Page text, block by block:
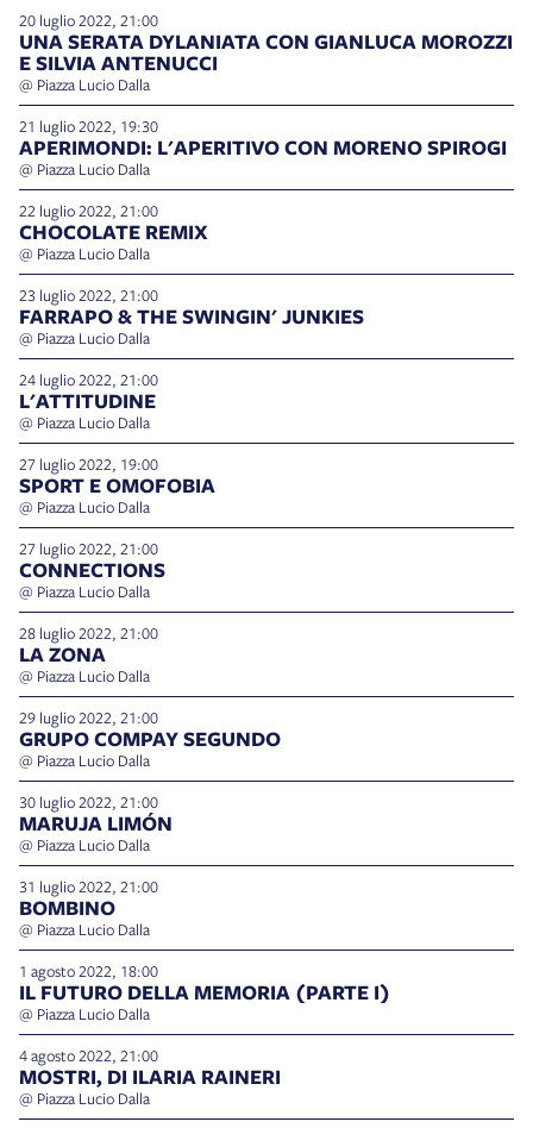
20 luglio 2022, 21:00
UNA SERATA DYLANIATA CON GIANLUCA MOROZZI
E SILVIA ANTENUCCI
@ Piazza Lucio Dalla
21 luglio 2022, 19:30
APERIMONDI: L'APERITIVO CON MORENO SPIROGI
@ Piazza Lucio Dalla
22 luglio 2022, 21:00
CHOCOLATE REMIX
@ Piazza Lucio Dalla
23 luglio 2022, 21:00
FARRAPO & THE SWINGIN' JUNKIES
@ Piazza Lucio Dalla
24 luglio 2022, 21:00
L'ATTITUDINE
@ Piazza Lucio Dalla
27 luglio 2022, 19:00
SPORT E OMOFOBIA
@ Piazza Lucio Dalla
27 luglio 2022, 21:00
CONNECTIONS
@ Piazza Lucio Dalla
28 luglio 2022, 21:00
LA ZONA
@ Piazza Lucio Dalla
29 luglio 2022, 21:00
GRUPO COMPAY SEGUNDO
@ Piazza Lucio Dalla
30 luglio 2022, 21:00
MARUJA LIMÓN
@ Piazza Lucio Dalla
31 luglio 2022, 21:00
BOMBINO
@ Piazza Lucio Dalla
1 agosto 2022, 18:00
IL FUTURO DELLA MEMORIA (PARTE I)
@ Piazza Lucio Dalla
4 agosto 2022, 21:00
MOSTRI, DI ILARIA RAINERI
@ Piazza Lucio Dalla